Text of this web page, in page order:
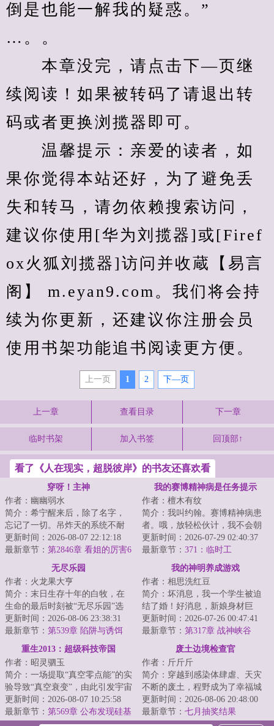
倒是也能一解我的疑惑。”
…。。
本章没完，请点击下—页继
续阅读！如果被转码了请退出转
码或者更换浏揽器即可。
温馨提示：亲爱的读者，如
果你觉得本站还好，为了避免丢
失和转马，请勿依赖搜索访问，
建议你使用[华为刘揽器]或[Firef
ox火狐刘揽器]访问并收蔵【易言
阁】 m.eyan9.com。我们将会持
续为你更新，还建议你注册会员
使用书架功能追书阅读更方便。
上一页 1 2 下—页
上一章 查看目录 下一章
临时书架 加入书签 回顶部↑
看了《人在现实，超脱彼岸》的书友还喜欢看
穿呀！主神
作者：幽幽弱水
简介：希宁醒来后，除了名字，
忘记了一切。吊炸天的系统不耐
烦地通知：做任务去。一脚就踢
进了各种位面里...
更新时间：2026-08-07 22:12:18
最新章节： 第2846章 看姐的厉害6
我的赛博精神病是任务提示
作者：檀木有纹
简介：我叫约翰。赛博精神病患
者。哦，放轻松伙计，我不会朝
你开枪……大概。我能看见很多
奇怪的提示，它...
更新时间：2026-07-29 02:40:37
最新章节： 371：临时工
无尽乐园
作者：火龙果大亨
简介：末日生存十年的白牧，在
生命的最后时刻被“无尽乐园”选
中，成为一名玩家。荒岛求生，
丧尸危机，收...
更新时间：2026-08-06 23:38:31
最新章节： 第539章 陷阱与诱饵
我的神明养成游戏
作者：相思洗红豆
简介：坏消息，我一个学生被迫
结了婚！好消息，新娘身材巨
好！坏消息，我老婆不允许我去
夜店酒吧KTV！好...
更新时间：2026-07-26 00:47:41
最新章节： 第317章 战神峡谷
重生2013：超级科技帝国
作者：昭灵驷玉
简介：一场提取“真空零点能”的实
验导致“真空衰变”，由此引发宇宙
级灾难，陆安作为人类唯一的幸
存者穿...
更新时间：2026-08-07 10:25:58
最新章节： 第569章 公布发现硅基
生命，轰动全人类
废土边境检查官
作者：斤斤斤
简介：穿越到感染体肆虐、天灾
不断的废土，程野成为了幸福城
的边境检查官。每一个想要加入
幸福城的幸存者...
更新时间：2026-08-06 20:48:00
最新章节： 七月抽奖结果